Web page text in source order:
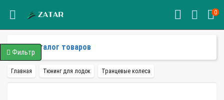
0
Каталог товаров
Главная Тюнинг для лодок Транцевые колеса
Фильтр